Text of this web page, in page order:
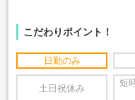
こだわりポイント！
日勤のみ
土日祝休み
短